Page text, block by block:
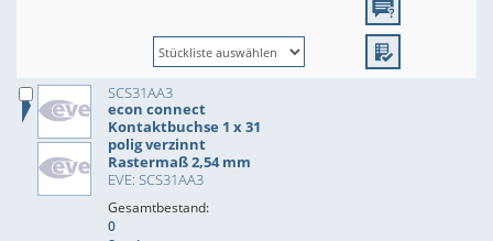
SCS31AA3
econ connect
Kontaktbuchse 1 x 31
polig verzinnt
Rastermaß 2,54 mm
EVE: SCS31AA3
Gesamtbestand:
0